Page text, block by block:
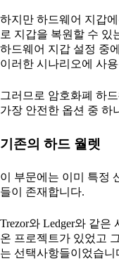
하지만 하드웨어 지갑
로 지갑을 복원할 수 있
하드웨어 지갑 설정 중
이러한 시나리오에 사
그러므로 암호화폐 하
가장 안전한 옵션 중 하
기존의 하드 월렛
이 부문에는 이미 특정
들이 존재합니다.
Trezor와 Ledger와 같은
온 프로젝트가 있었고
는 선택사항들이었습니